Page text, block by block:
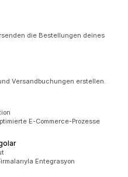
die Bestellungen deines
Versandbuchungen erstellen.
E-Commerce-Prozesse
Entegrasyon